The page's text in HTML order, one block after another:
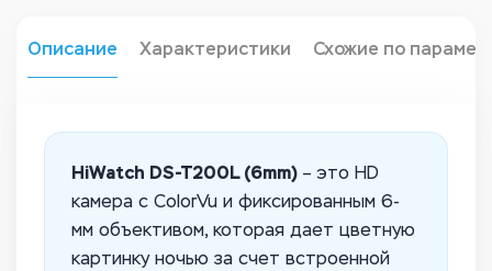
Описание Характеристики Схожие по
HiWatch DS-T200L (6mm) – это HD
камера с ColorVu и фиксированным 6-
мм объективом, которая дает цветную
картинку ночью за счет встроенной